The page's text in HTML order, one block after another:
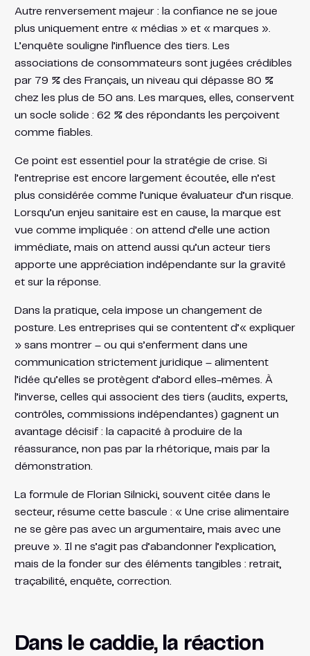
Autre renversement majeur : la confiance ne se joue
plus uniquement entre « médias » et « marques ».
L’enquête souligne l’influence des tiers. Les
associations de consommateurs sont jugées crédibles
par 79 % des Français, un niveau qui dépasse 80 %
chez les plus de 50 ans. Les marques, elles, conservent
un socle solide : 62 % des répondants les perçoivent
comme fiables.
Ce point est essentiel pour la stratégie de crise. Si
l’entreprise est encore largement écoutée, elle n’est
plus considérée comme l’unique évaluateur d’un risque.
Lorsqu’un enjeu sanitaire est en cause, la marque est
vue comme impliquée : on attend d’elle une action
immédiate, mais on attend aussi qu’un acteur tiers
apporte une appréciation indépendante sur la gravité
et sur la réponse.
Dans la pratique, cela impose un changement de
posture. Les entreprises qui se contentent d’« expliquer
» sans montrer – ou qui s’enferment dans une
communication strictement juridique – alimentent
l’idée qu’elles se protègent d’abord elles-mêmes. À
l’inverse, celles qui associent des tiers (audits, experts,
contrôles, commissions indépendantes) gagnent un
avantage décisif : la capacité à produire de la
réassurance, non pas par la rhétorique, mais par la
démonstration.
La formule de Florian Silnicki, souvent citée dans le
secteur, résume cette bascule : « Une crise alimentaire
ne se gère pas avec un argumentaire, mais avec une
preuve ». Il ne s’agit pas d’abandonner l’explication,
mais de la fonder sur des éléments tangibles : retrait,
traçabilité, enquête, correction.
Dans le caddie, la réaction